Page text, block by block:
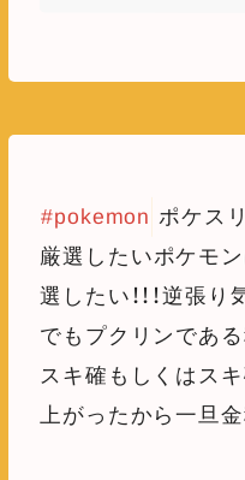
#pokemon ポケス
厳選したいポケモ
選したい！！！逆張
でもプクリンであ
スキ確もしくはス
上がったから一旦